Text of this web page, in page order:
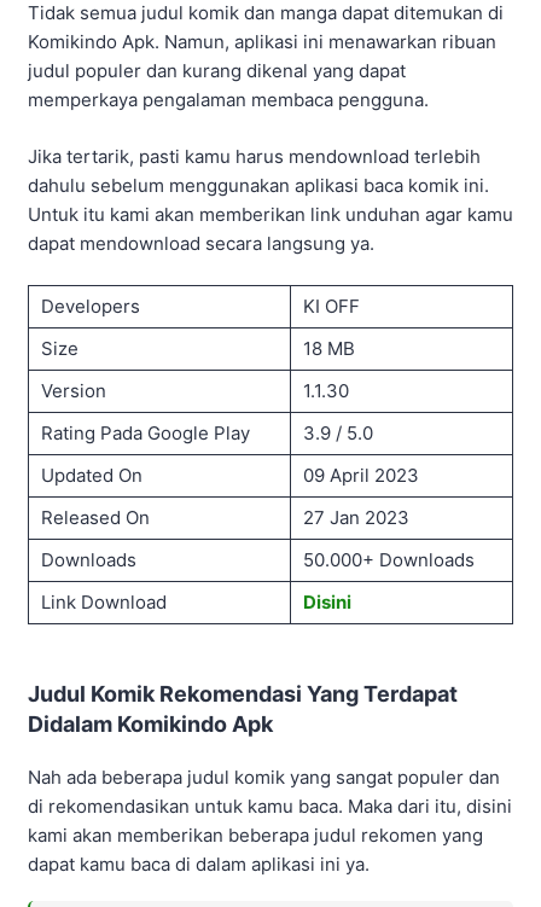
Tidak semua judul komik dan manga dapat ditemukan di
Komikindo Apk. Namun, aplikasi ini menawarkan ribuan
judul populer dan kurang dikenal yang dapat
memperkaya pengalaman membaca pengguna.
Jika tertarik, pasti kamu harus mendownload terlebih
dahulu sebelum menggunakan aplikasi baca komik ini.
Untuk itu kami akan memberikan link unduhan agar kamu
dapat mendownload secara langsung ya.
Developers
KI OFF
Size
18 MB
Version
1.1.30
Rating Pada Google Play
3.9 / 5.0
Updated On
09 April 2023
Released On
27 Jan 2023
Downloads
50.000+ Downloads
Link Download
Disini
Judul Komik Rekomendasi Yang Terdapat
Didalam Komikindo Apk
Nah ada beberapa judul komik yang sangat populer dan
di rekomendasikan untuk kamu baca. Maka dari itu, disini
kami akan memberikan beberapa judul rekomen yang
dapat kamu baca di dalam aplikasi ini ya.